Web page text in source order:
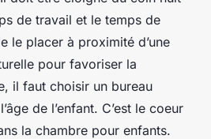
de travail et le temps de
le placer à proximité d’une
pour favoriser la
il faut choisir un bureau
de l’enfant. C’est le coeur
la chambre pour enfants.